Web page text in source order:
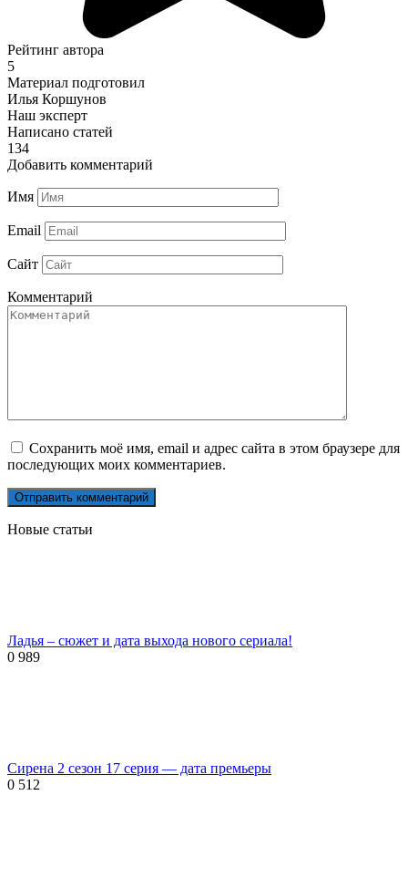
Рейтинг автора
5
Материал подготовил
Илья Коршунов
Наш эксперт
Написано статей
134
Добавить комментарий
Имя
Email
Сайт
Комментарий
Сохранить моё имя, email и адрес сайта в этом браузере для
последующих моих комментариев.
Новые статьи
Ладья – сюжет и дата выхода нового сериала!
0 989
Сирена 2 сезон 17 серия — дата премьеры
0 512